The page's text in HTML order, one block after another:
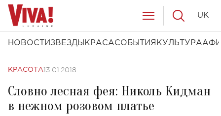
НОВОСТИ ЗВЕЗДЫ КРАСАСОБЫТИЯ КУЛЬТУРА
UK
КРАСОТА13.01.2018
Словно лесная фея: Николь Кидман
в нежном розовом платье